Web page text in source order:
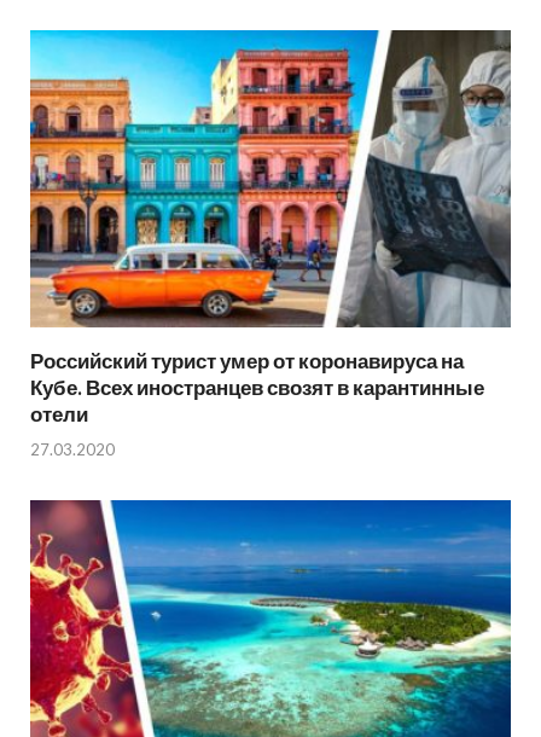
Российский турист умер от коронавируса на
Кубе. Всех иностранцев свозят в карантинные
отели
27.03.2020